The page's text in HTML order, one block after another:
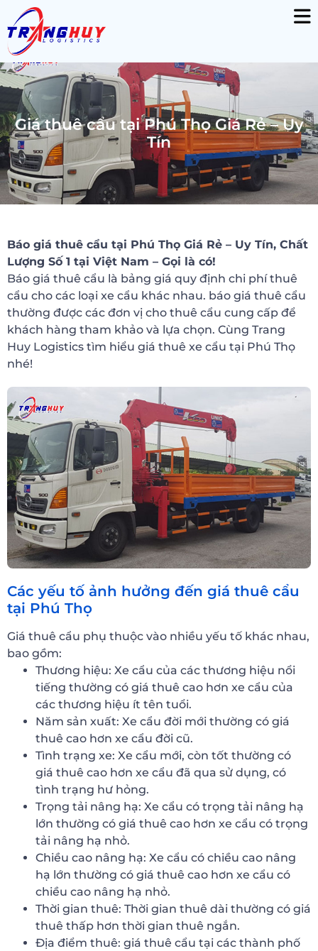
Giá thuê cẩu tại Phú Thọ Giá Rẻ – Uy
Tín
Báo giá thuê cẩu tại Phú Thọ Giá Rẻ – Uy Tín, Chất
Lượng Số 1 tại Việt Nam – Gọi là có!
Báo giá thuê cẩu là bảng giá quy định chi phí thuê
cẩu cho các loại xe cẩu khác nhau. báo giá thuê cẩu
thường được các đơn vị cho thuê cẩu cung cấp để
khách hàng tham khảo và lựa chọn. Cùng Trang
Huy Logistics tìm hiểu giá thuê xe cẩu tại Phú Thọ
nhé!
Các yếu tố ảnh hưởng đến giá thuê cẩu
tại Phú Thọ
Giá thuê cẩu phụ thuộc vào nhiều yếu tố khác nhau,
bao gồm:
Thương hiệu: Xe cẩu của các thương hiệu nổi
tiếng thường có giá thuê cao hơn xe cẩu của
các thương hiệu ít tên tuổi.
Năm sản xuất: Xe cẩu đời mới thường có giá
thuê cao hơn xe cẩu đời cũ.
Tình trạng xe: Xe cẩu mới, còn tốt thường có
giá thuê cao hơn xe cẩu đã qua sử dụng, có
tình trạng hư hỏng.
Trọng tải nâng hạ: Xe cẩu có trọng tải nâng hạ
lớn thường có giá thuê cao hơn xe cẩu có trọng
tải nâng hạ nhỏ.
Chiều cao nâng hạ: Xe cẩu có chiều cao nâng
hạ lớn thường có giá thuê cao hơn xe cẩu có
chiều cao nâng hạ nhỏ.
Thời gian thuê: Thời gian thuê dài thường có giá
thuê thấp hơn thời gian thuê ngắn.
Địa điểm thuê: giá thuê cẩu tại các thành phố